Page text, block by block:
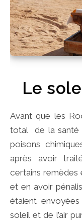
Le
Avant que les Rockefeller ne prennent le contrôle
total de la santé
poisons
après avoir
certains remèdes
et en avoir
étaient
soleil et de l’air